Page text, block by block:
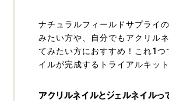
ナチュラルフィールドサプライ
みたい方や、自分でもアクリル
てみたい方におすすめ！これ1つ
イルが完成するトライアルキット
アクリルネイルとジェルネイルっ